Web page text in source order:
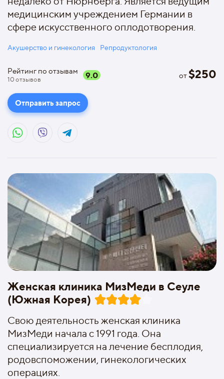
медицинским учреждением Германии в
сфере искусственного оплодотворения.
Акушерство и гинекология Репродуктология
Рейтинг по отзывам
10отзывов 9.0 от$250
Отправить запрос
Женская клиника МизМеди в Сеуле
(Южная Корея)
Свою деятельность женская клиника
МизМеди начала с 1991 года. Она
специализируется на лечение бесплодия,
родовспоможении, гинекологических
операциях.